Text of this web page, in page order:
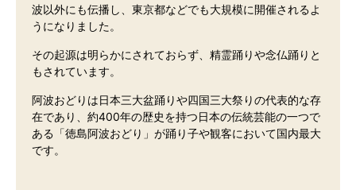
波以外にも伝播し、東京都などでも大規模に開催されるよ
うになりました。
その起源は明らかにされておらず、精霊踊りや念仏踊りと
もされています。
阿波おどりは日本三大盆踊りや四国三大祭りの代表的な存
在であり、約400年の歴史を持つ日本の伝統芸能の一つで
ある「徳島阿波おどり」が踊り子や観客において国内最大
です。